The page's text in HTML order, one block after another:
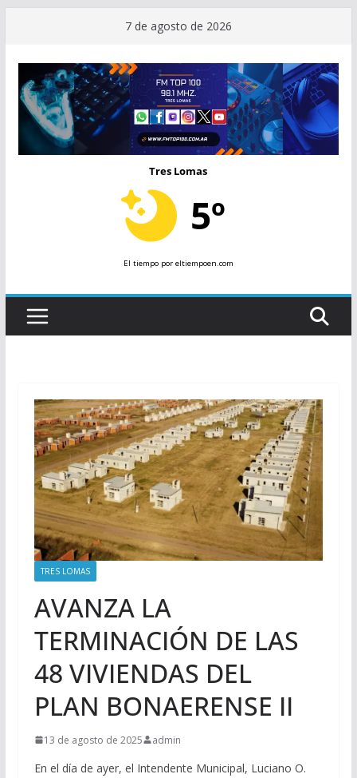
contenido
7 de agosto de 2026
Tres Lomas
5º
El tiempopor eltiempoen.com
TRES LOMAS
AVANZA LA
TERMINACIÓN DE LAS
48 VIVIENDAS DEL
PLAN BONAERENSE II
13 de agosto de 2025 admin
En el día de ayer, el Intendente Municipal, Luciano O.